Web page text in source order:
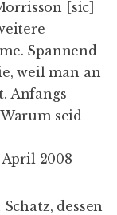
[sic]
Spannend
weil man an
Anfangs
seid
2008
dessen